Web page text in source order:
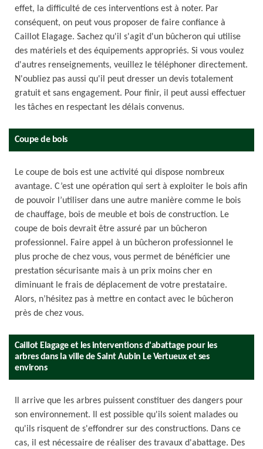
effet, la difficulté de ces interventions est à noter. Par
conséquent, on peut vous proposer de faire confiance à
Caillot Elagage. Sachez qu'il s'agit d'un bûcheron qui utilise
des matériels et des équipements appropriés. Si vous voulez
d'autres renseignements, veuillez le téléphoner directement.
N'oubliez pas aussi qu'il peut dresser un devis totalement
gratuit et sans engagement. Pour finir, il peut aussi effectuer
les tâches en respectant les délais convenus.
Coupe de bois
Le coupe de bois est une activité qui dispose nombreux
avantage. C’est une opération qui sert à exploiter le bois afin
de pouvoir l’utiliser dans une autre manière comme le bois
de chauffage, bois de meuble et bois de construction. Le
coupe de bois devrait être assuré par un bûcheron
professionnel. Faire appel à un bûcheron professionnel le
plus proche de chez vous, vous permet de bénéficier une
prestation sécurisante mais à un prix moins cher en
diminuant le frais de déplacement de votre prestataire.
Alors, n’hésitez pas à mettre en contact avec le bûcheron
près de chez vous.
Caillot Elagage et les interventions d'abattage pour les
arbres dans la ville de Saint Aubin Le Vertueux et ses
environs
Il arrive que les arbres puissent constituer des dangers pour
son environnement. Il est possible qu'ils soient malades ou
qu'ils risquent de s'effondrer sur des constructions. Dans ce
cas, il est nécessaire de réaliser des travaux d'abattage. Des